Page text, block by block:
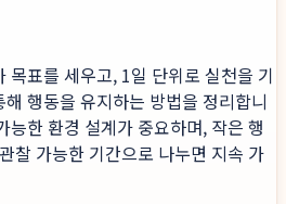
목표를 세우고, 1일 단위로 실천을 기
행동을 유지하는 방법을 정리합니
능한 환경 설계가 중요하며, 작은 행
찰 가능한 기간으로 나누면 지속 가